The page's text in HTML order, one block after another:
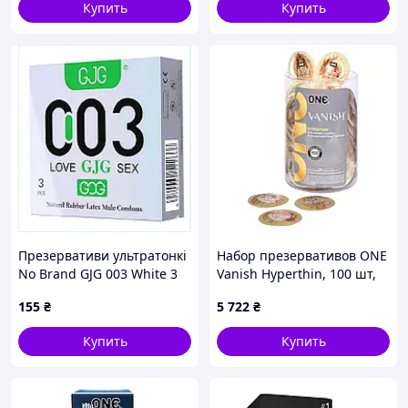
Купить
Купить
Презервативи ультратонкі
No Brand GJG 003 White 3
90X2953K2X
155 ₴
Купить
Набор презервативов ONE
Vanish Hyperthin, 100 шт,
упаковка-тубус Интим-
магазин игрушки смазки
5 722 ₴
Купить